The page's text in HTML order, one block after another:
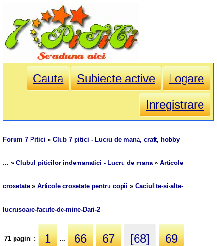
Cauta Subiecte active
Logare
Inregistrare
Forum 7 Pitici »Club 7 pitici - Lucru de mana, craft, hobby
... »Clubul piticilor indemanatici - Lucru de mana»Articole
crosetate »Articole crosetate pentru copii »Caciulite-si-alte-
lucrusoare-facute-de-mine-Dari-2
71 pagini : 1 ... 66 67 [68] 69